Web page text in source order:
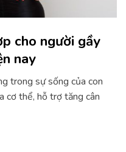
cho người gầy
nay
trong sự sống của con
cơ thể, hỗ trợ tăng cân